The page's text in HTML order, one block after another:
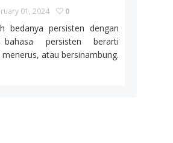
01, 2024 0
persisten dengan
bahasa persisten berarti
atau bersinambung.